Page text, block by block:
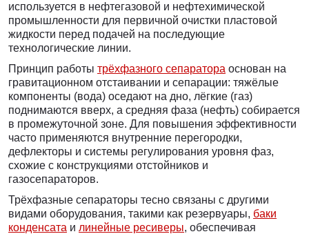
используется в нефтегазовой и нефтехимической
промышленности для первичной очистки пластовой
жидкости перед подачей на последующие
технологические линии.
Принцип работы трёхфазного сепаратора основан на
гравитационном отстаивании и сепарации: тяжёлые
компоненты (вода) оседают на дно, лёгкие (газ)
поднимаются вверх, а средняя фаза (нефть) собирается
в промежуточной зоне. Для повышения эффективности
часто применяются внутренние перегородки,
дефлекторы и системы регулирования уровня фаз,
схожие с конструкциями отстойников и
газосепараторов.
Трёхфазные сепараторы тесно связаны с другими
видами оборудования, такими как резервуары, баки
конденсата и линейные ресиверы, обеспечивая